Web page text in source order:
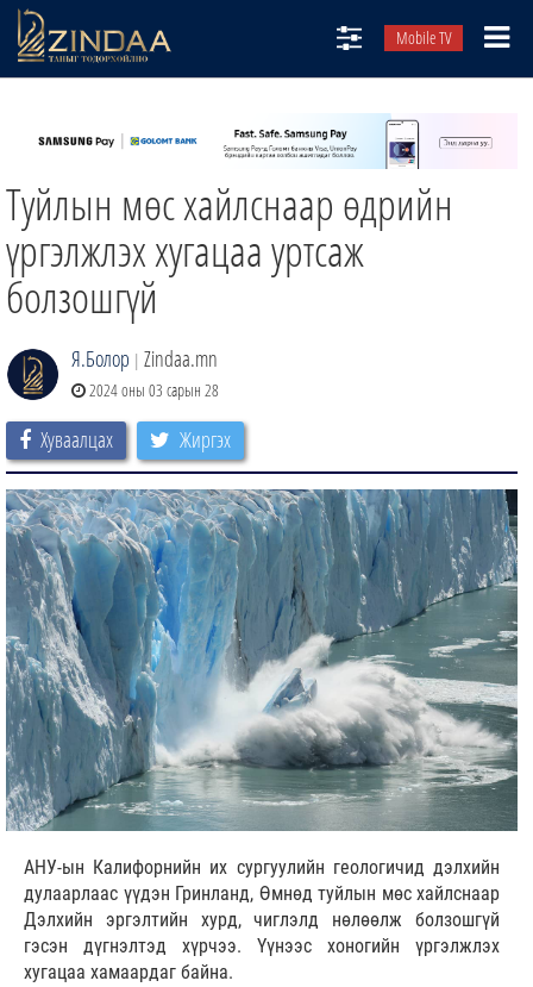
Mobile TV
ТВ8
ӨГЛӨӨНИЙ СОНИН
АУДИО ЗОХИОЛ
ЗИНДАА СЭТГҮҮЛ
Туйлын мөс хайлснаар өдрийн
үргэлжлэх хугацаа уртсаж
болзошгүй
Я.Болор | Zindaa.mn
2024 оны 03 сарын 28
Хуваалцах Жиргэх
АНУ-ын Калифорнийн их сургуулийн геологичид дэлхийн
дулаарлаас үүдэн Гринланд, Өмнөд туйлын мөс хайлснаар
Дэлхийн эргэлтийн хурд, чиглэлд нөлөөлж болзошгүй
гэсэн дүгнэлтэд хүрчээ. Үүнээс хоногийн үргэлжлэх
хугацаа хамаардаг байна.